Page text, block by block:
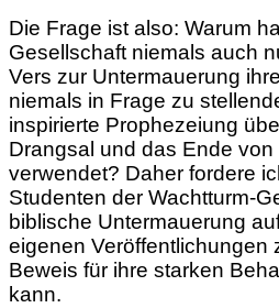
Die Frage ist also: Warum
Gesellschaft niemals auch
Vers zur Untermauerung
niemals in Frage zu
inspirierte Prophezeiung
Drangsal und das Ende
verwendet? Daher fordere
Studenten der Wachtturm-
biblische Untermauerung
eigenen Veröffentlichungen
Beweis für ihre starken
kann.